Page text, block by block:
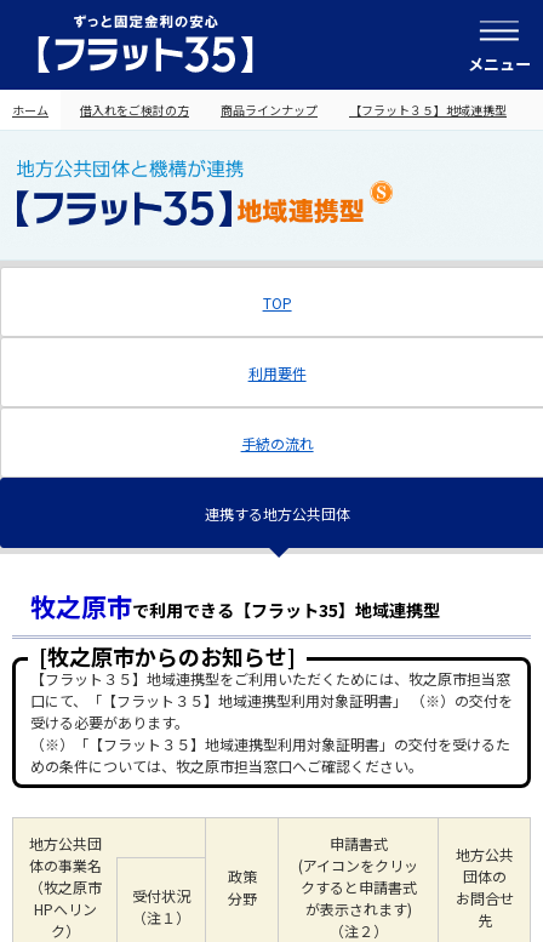
メニュー
ホーム 借入れをご検討の方 商品ラインナップ 【フラット３５】地域連携型
TOP
利用要件
手続の流れ
連携する地方公共団体
牧之原市で利用できる【フラット35】地域連携型
[牧之原市からのお知らせ]
【フラット３５】地域連携型をご利用いただくためには、牧之原市担当窓
口にて、「【フラット３５】地域連携型利用対象証明書」 （※）の交付を
受ける必要があります。
（※）「【フラット３５】地域連携型利用対象証明書」の交付を受けるた
めの条件については、牧之原市担当窓口へご確認ください。
地方公共団
体の事業名
（牧之原市
HPへリン
ク）
政策
分野
申請書式
(アイコンをクリッ
クすると申請書式
が表示されます)
（注２）
地方公共
団体の
お問合せ
先
受付状況
（注１）